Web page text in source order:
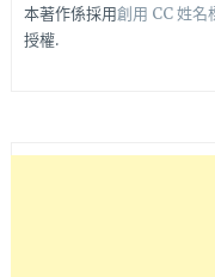
本著作係採用創用 CC 姓
授權.